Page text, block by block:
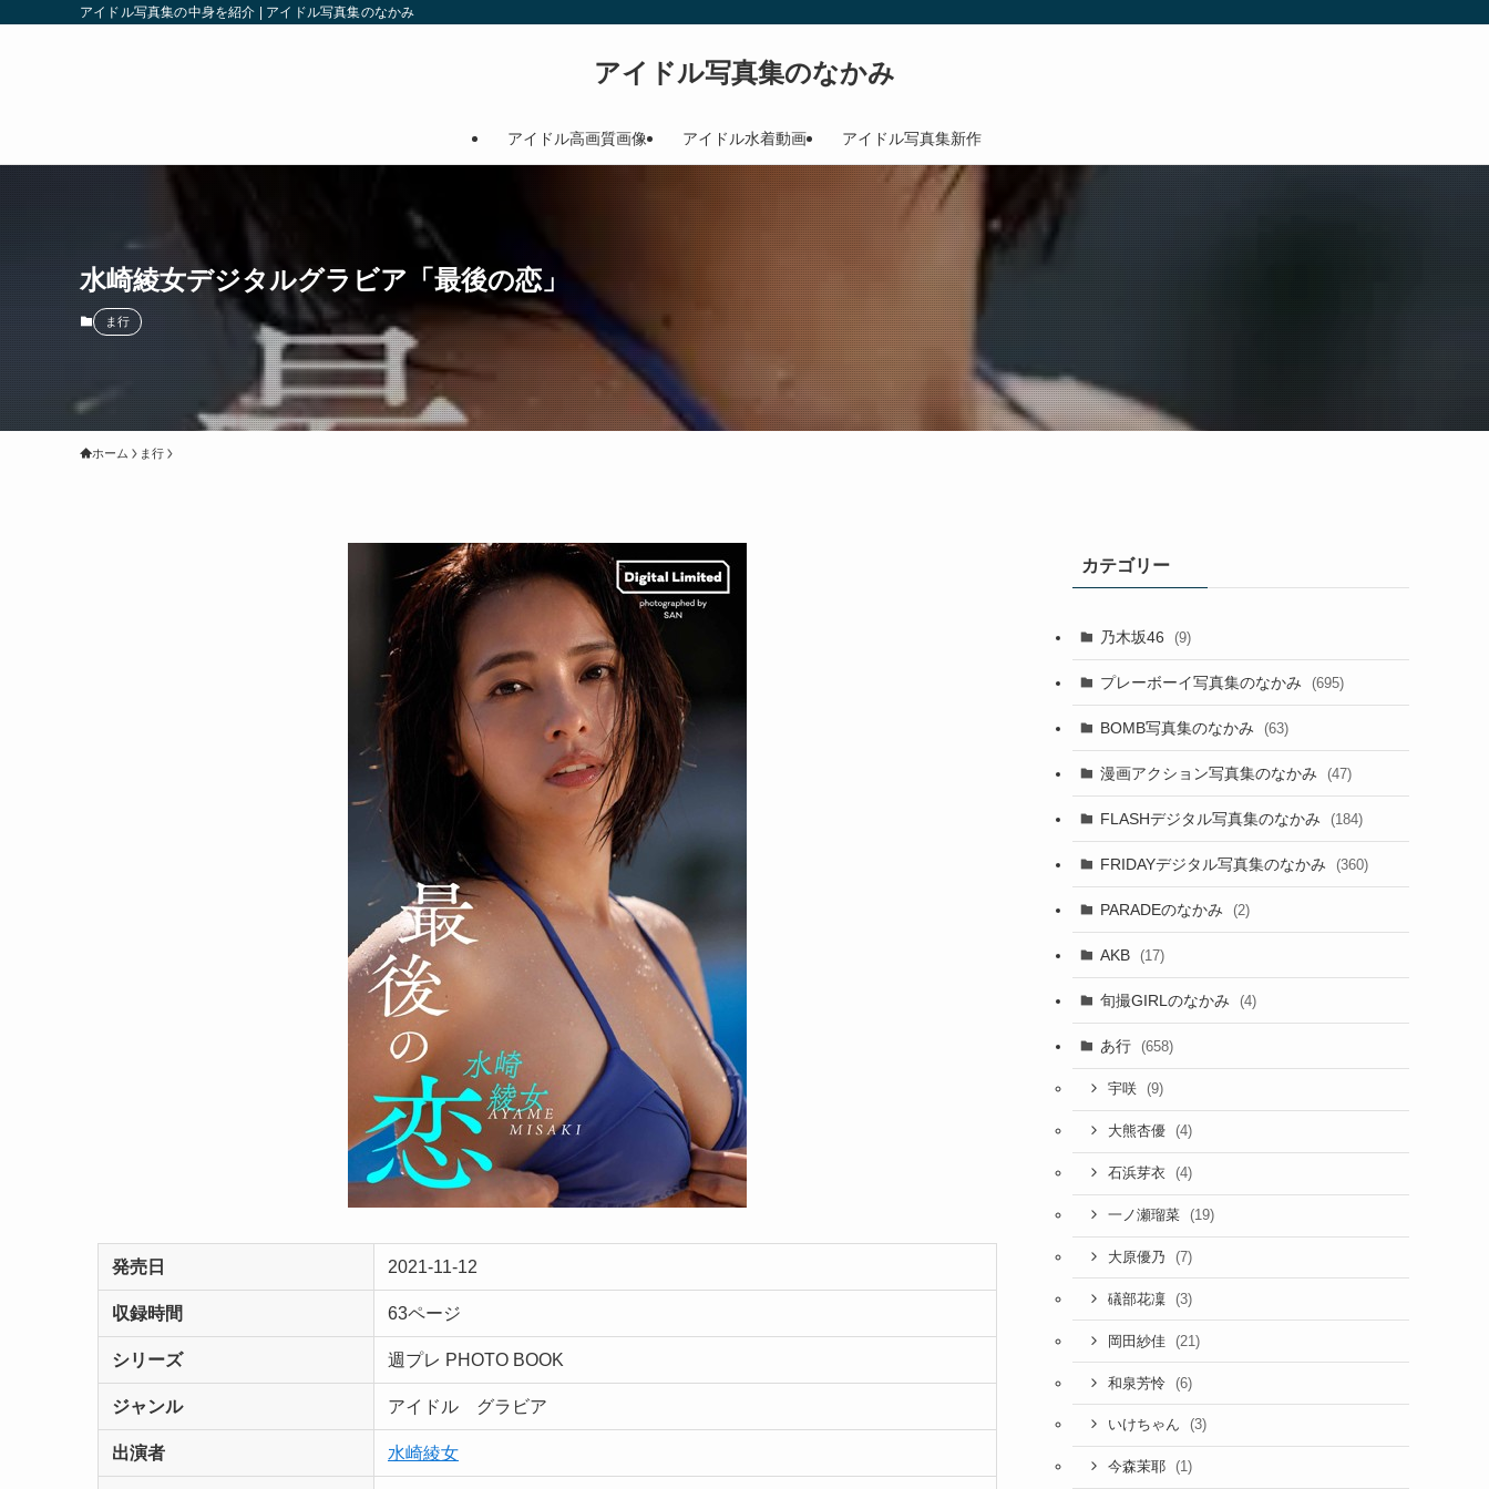
アイドル写真集の中身を紹介 | アイドル写真集のなかみ
アイドル写真集のなかみ
アイドル高画質画像 アイドル水着動画 アイドル写真集新作
水崎綾女デジタルグラビア「最後の恋」
ま行
ホーム ま行
発売日 2021-11-12
収録時間 63ページ
シリーズ 週プレ PHOTO BOOK
ジャンル アイドル グラビア
出演者 水崎綾女
カテゴリー
乃木坂46 (9)
プレーボーイ写真集のなかみ (695)
BOMB写真集のなかみ (63)
漫画アクション写真集のなかみ (47)
FLASHデジタル写真集のなかみ (184)
FRIDAYデジタル写真集のなかみ (360)
PARADEのなかみ (2)
AKB (17)
旬撮GIRLのなかみ (4)
あ行 (658)
宇咲 (9)
大熊杏優 (4)
石浜芽衣 (4)
一ノ瀬瑠菜 (19)
大原優乃 (7)
礒部花凜 (3)
岡田紗佳 (21)
和泉芳怜 (6)
いけちゃん (3)
今森茉耶 (1)